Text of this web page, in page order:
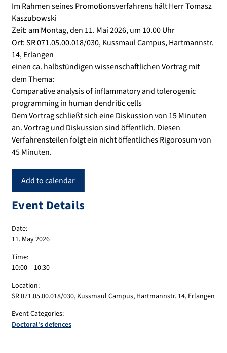
Im Rahmen seines Promotionsverfahrens hält Herr Tomasz
Kaszubowski
Zeit: am Montag, den 11. Mai 2026, um 10.00 Uhr
Ort: SR 071.05.00.018/030, Kussmaul Campus, Hartmannstr.
14, Erlangen
einen ca. halbstündigen wissenschaftlichen Vortrag mit
dem Thema:
Comparative analysis of inflammatory and tolerogenic
programming in human dendritic cells
Dem Vortrag schließt sich eine Diskussion von 15 Minuten
an. Vortrag und Diskussion sind öffentlich. Diesen
Verfahrensteilen folgt ein nicht öffentliches Rigorosum von
45 Minuten.
Add to calendar
Event Details
Date:
11. May 2026
Time:
10:00 – 10:30
Location:
SR 071.05.00.018/030, Kussmaul Campus, Hartmannstr. 14, Erlangen
Event Categories:
Doctoral's defences